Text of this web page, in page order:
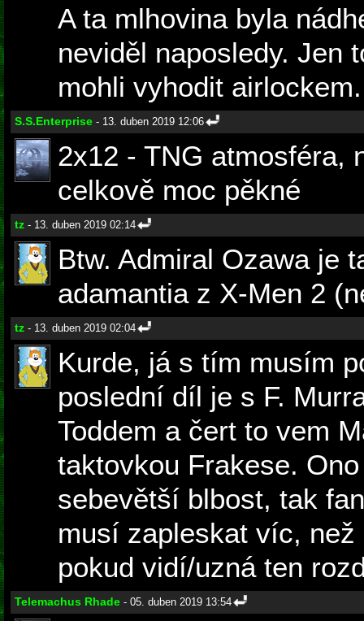
A ta mlhovina byla
neviděl naposledy. Jen
mohli vyhodit
S.S.Enterprise - 13. duben 2019 12:06
2x12 - TNG atmosféra,
celkově moc pěkné
tz - 13. duben 2019 02:14
Btw. Admiral Ozawa je
adamantia z X-Men 2
tz - 13. duben 2019 02:04
Kurde, já s tím musím
poslední díl je s F.
Toddem a čert to vem
taktovkou Frakese.
sebevětší blbost, tak
musí zapleskat víc,
pokud vidí/uzná ten
Telemachus Rhade - 05. duben 2019 13:54